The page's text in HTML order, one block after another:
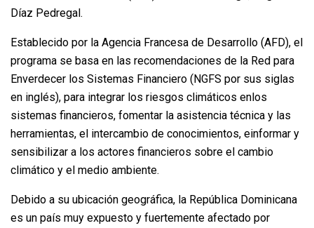
Díaz Pedregal.
Establecido por la Agencia Francesa de Desarrollo (AFD), el
programa se basa en las recomendaciones de la Red para
Enverdecer los Sistemas Financiero (NGFS por sus siglas
en inglés), para integrar los riesgos climáticos enlos
sistemas financieros, fomentar la asistencia técnica y las
herramientas, el intercambio de conocimientos, einformar y
sensibilizar a los actores financieros sobre el cambio
climático y el medio ambiente.
Debido a su ubicación geográfica, la República Dominicana
es un país muy expuesto y fuertemente afectado por